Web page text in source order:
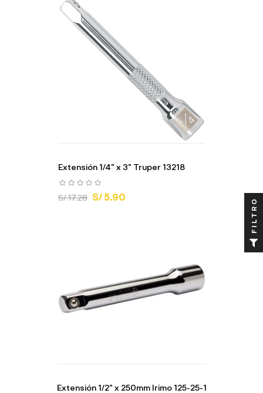
Extensión 1/4" x 3" Truper 13218
S/ 17.28 S/ 5.90
Extensión 1/2" x 250mm Irimo 125-25-1
FILTRO